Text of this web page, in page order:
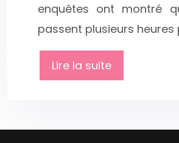
enquêtes ont montré
passent plusieurs heures
Lire la suite